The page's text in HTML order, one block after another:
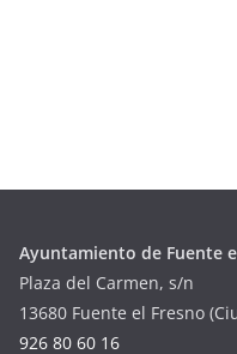
Ayuntamiento de Fuente
Plaza del Carmen, s/n
13680 Fuente el Fresno
926 80 60 16